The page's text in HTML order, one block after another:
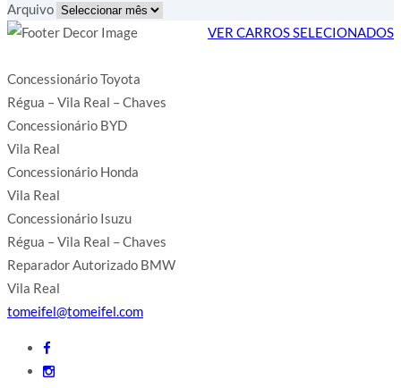
Arquivo
VER CARROS SELECIONADOS
Concessionário Toyota
Régua – Vila Real – Chaves
Concessionário BYD
Vila Real
Concessionário Honda
Vila Real
Concessionário Isuzu
Régua – Vila Real – Chaves
Reparador Autorizado BMW
Vila Real
tomeifel@tomeifel.com